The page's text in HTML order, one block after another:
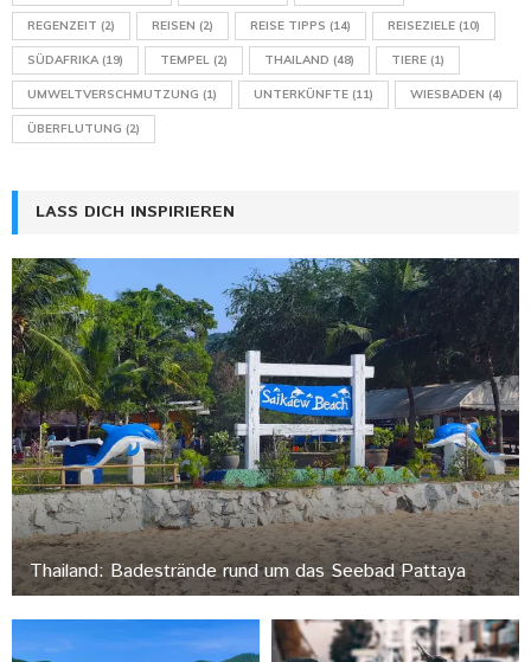
REGENZEIT (2) REISEN (2) REISE TIPPS (14) REISEZIELE (10)
SÜDAFRIKA(19) TEMPEL (2) THAILAND (48) TIERE (1)
UMWELTVERSCHMUTZUNG (1) UNTERKÜNFTE (11) WIESBADEN (4)
ÜBERFLUTUNG (2)
LASS DICH INSPIRIEREN
Thailand: Badestrände rund um das Seebad Pattaya